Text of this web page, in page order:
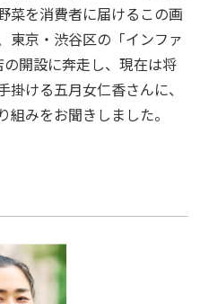
菜を消費者に届けるこの画
東京・渋谷区の「インファ
開設に奔走し、現在は将
ける五月女仁香さんに、
みをお聞きしました。